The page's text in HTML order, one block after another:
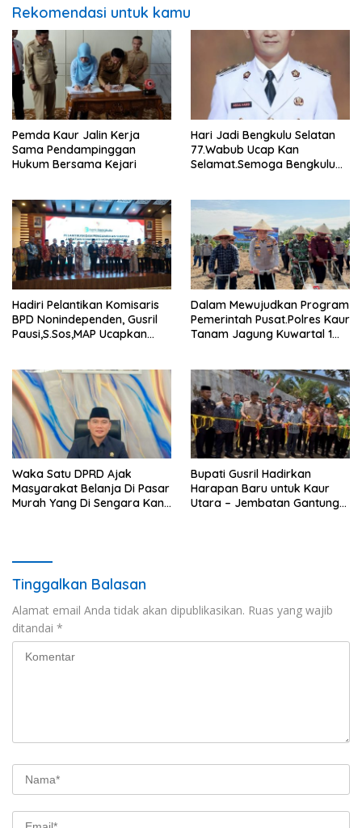
Rekomendasi untuk kamu
Pemda Kaur Jalin Kerja
Sama Pendampinggan
Hukum Bersama Kejari
Hari Jadi Bengkulu Selatan
77.Wabub Ucap Kan
Selamat.Semoga Bengkulu
Hadiri Pelantikan Komisaris
BPD Nonindependen, Gusril
Pausi,S.Sos,MAP Ucapkan
Dalam Mewujudkan Program
Pemerintah Pusat.Polres Kaur
Tanam Jagung Kuwartal 1
Waka Satu DPRD Ajak
Masyarakat Belanja Di Pasar
Murah Yang Di Sengara Kan
Bupati Gusril Hadirkan
Harapan Baru untuk Kaur
Utara – Jembatan Gantung
Tinggalkan Balasan
Alamat email Anda tidak akan dipublikasikan. Ruas yang wajib
ditandai *